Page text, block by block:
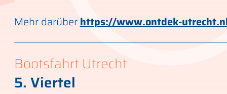
Mehr darüberhttps://www.ontdek-
Bootsfahrt Utrecht
5. Viertel